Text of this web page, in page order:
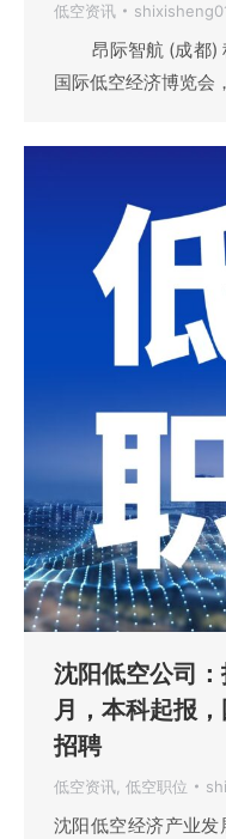
低空资讯
昂际智航 (成都)
国际低空经济博览
沈阳低空公司
月，本科起报
招聘
低空资讯, 低空职位
沈阳低空经济产业